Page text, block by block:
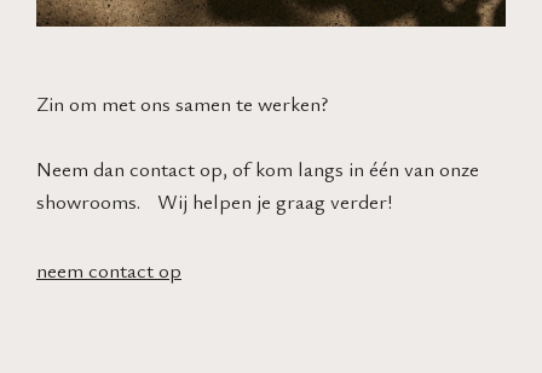
Zin om met ons samen te werken?
Neem dan contact op, of kom langs in één van onze
showrooms. Wij helpen je graag verder!
neem contact op